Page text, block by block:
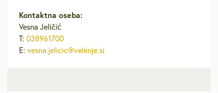
Kontaktna oseba:
Vesna Jeličić
T: 038961700
E: vesna.jelicic@velenje.si